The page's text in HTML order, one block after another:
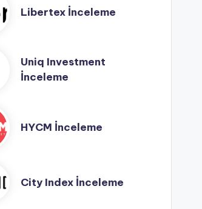
Libertex İnceleme
Uniq Investment
İnceleme
HYCM İnceleme
City Index İnceleme